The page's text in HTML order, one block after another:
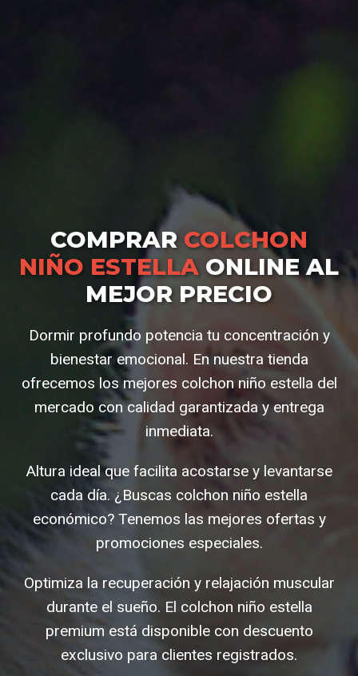
COMPRAR COLCHON
NIÑO ESTELLA ONLINE AL
MEJOR PRECIO
Dormir profundo potencia tu concentración y
bienestar emocional. En nuestra tienda
ofrecemos los mejores colchon niño estella del
mercado con calidad garantizada y entrega
inmediata.
Altura ideal que facilita acostarse y levantarse
cada día. ¿Buscas colchon niño estella
económico? Tenemos las mejores ofertas y
promociones especiales.
Optimiza la recuperación y relajación muscular
durante el sueño. El colchon niño estella
premium está disponible con descuento
exclusivo para clientes registrados.